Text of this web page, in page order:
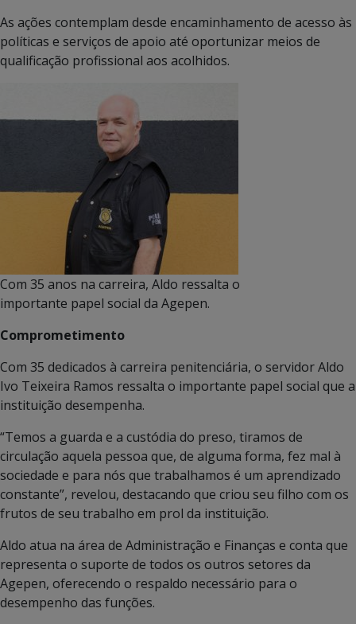
As ações contemplam desde encaminhamento de acesso às
políticas e serviços de apoio até oportunizar meios de
qualificação profissional aos acolhidos.
Com 35 anos na carreira, Aldo ressalta o
importante papel social da Agepen.
Comprometimento
Com 35 dedicados à carreira penitenciária, o servidor Aldo
Ivo Teixeira Ramos ressalta o importante papel social que a
instituição desempenha.
“Temos a guarda e a custódia do preso, tiramos de
circulação aquela pessoa que, de alguma forma, fez mal à
sociedade e para nós que trabalhamos é um aprendizado
constante”, revelou, destacando que criou seu filho com os
frutos de seu trabalho em prol da instituição.
Aldo atua na área de Administração e Finanças e conta que
representa o suporte de todos os outros setores da
Agepen, oferecendo o respaldo necessário para o
desempenho das funções.